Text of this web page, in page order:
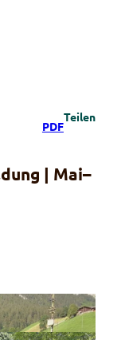
PDF
Teilen
| Mai–